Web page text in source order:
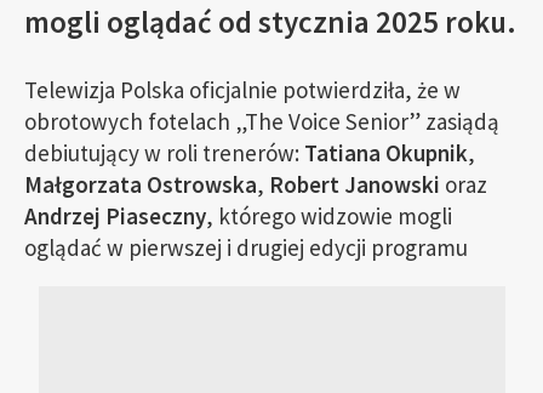
mogli oglądać od stycznia 2025 roku.
Telewizja Polska oficjalnie potwierdziła, że w
obrotowych fotelach „The Voice Senior” zasiądą
debiutujący w roli trenerów: Tatiana Okupnik,
Małgorzata Ostrowska, Robert Janowski oraz
Andrzej Piaseczny, którego widzowie mogli
oglądać w pierwszej i drugiej edycji programu